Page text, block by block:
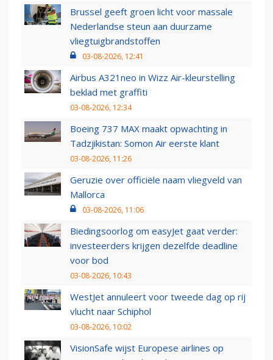
Brussel geeft groen licht voor massale
Nederlandse steun aan duurzame
vliegtuigbrandstoffen
03-08-2026, 12:41
Airbus A321neo in Wizz Air-kleurstelling
beklad met graffiti
03-08-2026, 12:34
Boeing 737 MAX maakt opwachting in
Tadzjikistan: Somon Air eerste klant
03-08-2026, 11:26
Geruzie over officiële naam vliegveld van
Mallorca
03-08-2026, 11:06
Biedingsoorlog om easyJet gaat verder:
investeerders krijgen dezelfde deadline
voor bod
03-08-2026, 10:43
WestJet annuleert voor tweede dag op rij
vlucht naar Schiphol
03-08-2026, 10:02
VisionSafe wijst Europese airlines op